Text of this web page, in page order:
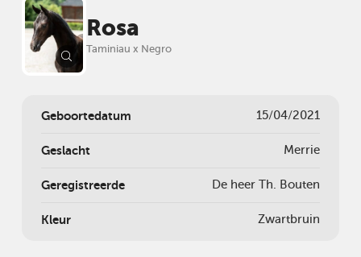
Rosa
Taminiau x Negro
Geboortedatum 15/04/2021
Geslacht Merrie
Geregistreerde De heer Th. Bouten
Kleur Zwartbruin